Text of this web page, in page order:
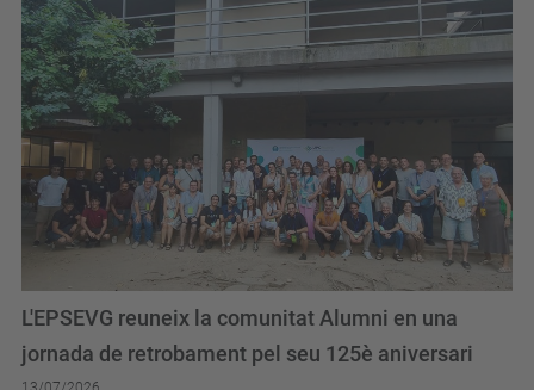
L'EPSEVG reuneix la comunitat Alumni en una
jornada de retrobament pel seu 125è aniversari
13/07/2026